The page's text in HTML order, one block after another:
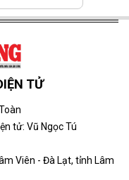
TỬ
tử: Vũ Ngọc Tú
Viên - Đà Lạt, tỉnh Lâm